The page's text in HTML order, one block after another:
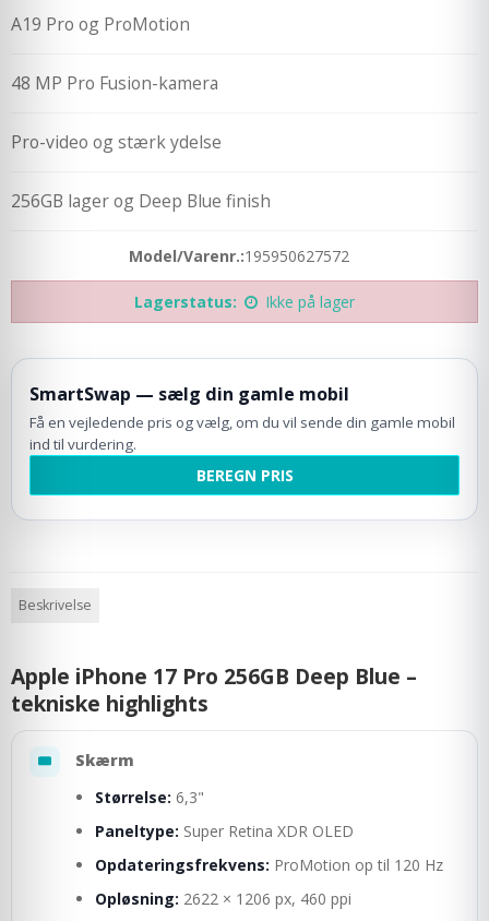
A19 Pro og ProMotion
48 MP Pro Fusion-kamera
Pro-video og stærk ydelse
256GB lager og Deep Blue finish
Model/Varenr.:195950627572
Lagerstatus: Ikke på lager
SmartSwap — sælg din gamle mobil
Få en vejledende pris og vælg, om du vil sende din gamle mobil
ind til vurdering.
BEREGN PRIS
Beskrivelse
Apple iPhone 17 Pro 256GB Deep Blue –
tekniske highlights
Skærm
Størrelse: 6,3"
Paneltype: Super Retina XDR OLED
Opdateringsfrekvens: ProMotion op til 120 Hz
Opløsning: 2622 × 1206 px, 460 ppi